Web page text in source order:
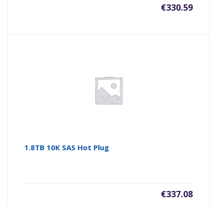
€330.59
1.8TB 10K SAS Hot Plug
€337.08